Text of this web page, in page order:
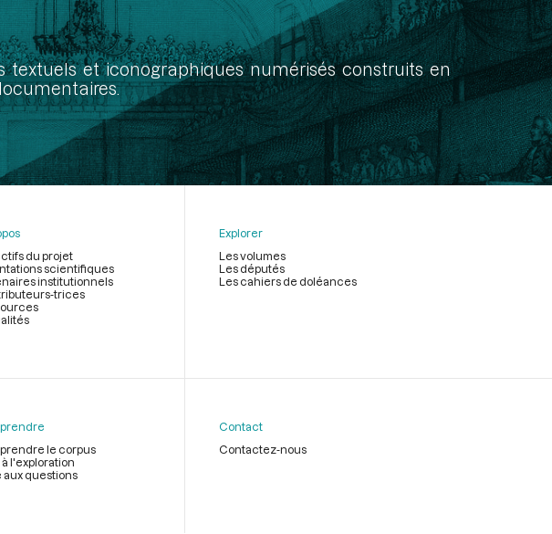
et iconographiques numérisés construits en
du projet
scientifiques
institutionnels
trices
Explorer
Les volumes
Les députés
Les cahiers de doléances
le corpus
l'exploration
aux questions
Contact
Contactez-nous